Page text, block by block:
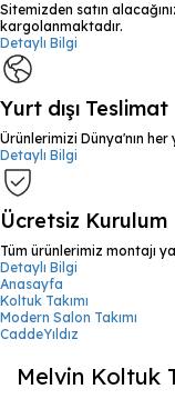
Sitemizden satın
kargolanmaktadır.
Detaylı Bilgi
Yurt dışı Teslimat
Ürünlerimizi Dünya'nın
Detaylı Bilgi
Ücretsiz Kurulum
Tüm ürünlerimiz montajı
Detaylı Bilgi
Anasayfa
Koltuk Takımı
Modern Salon Takımı
CaddeYıldız
Melvin Koltuk